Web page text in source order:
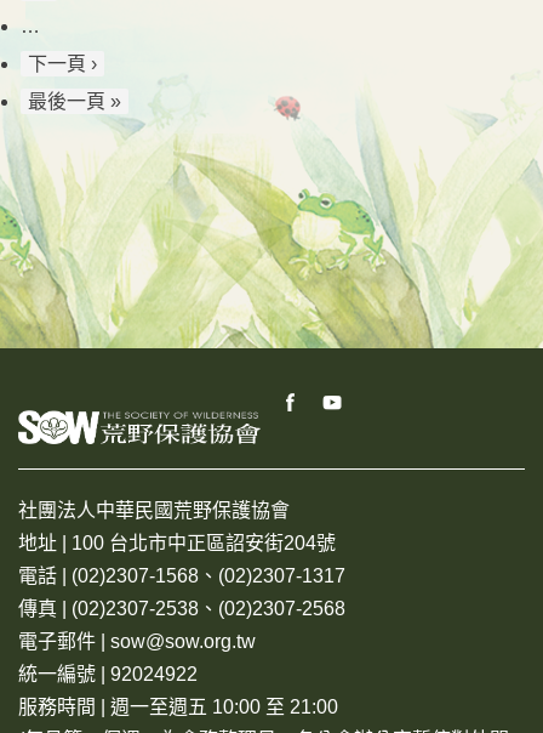
…
下一頁 ›
最後一頁 »
社團法人中華民國荒野保護協會
地址 | 100 台北市中正區詔安街204號
電話 | (02)2307-1568、(02)2307-1317
傳真 | (02)2307-2538、(02)2307-2568
電子郵件 | sow@sow.org.tw
統一編號 | 92024922
服務時間 | 週一至週五 10:00 至 21:00